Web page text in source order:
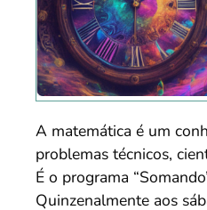
A matemática é um
problemas técnicos,
É o programa
Quinzenalmente aos